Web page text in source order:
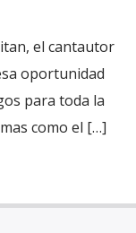
el cantautor
oportunidad
para toda la
como el […]